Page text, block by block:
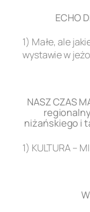
ECHO
1) Małe, ale
wystawie w
NASZ CZAS
niżańskiego i
1) KULTURA –